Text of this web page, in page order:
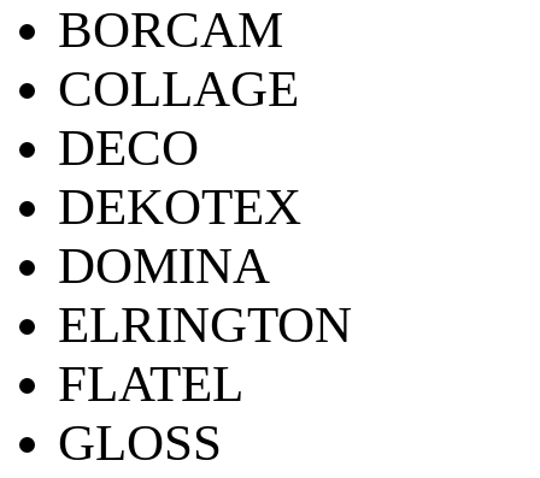
BORCAM
COLLAGE
DECO
DEKOTEX
DOMINA
ELRINGTON
FLATEL
GLOSS